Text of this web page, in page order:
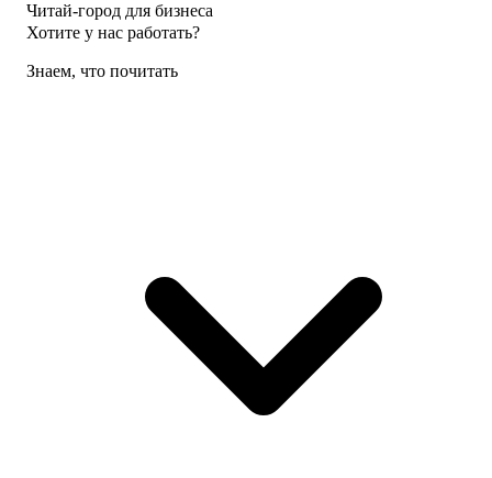
Читай-город для бизнеса
Хотите у нас работать?
Знаем, что почитать